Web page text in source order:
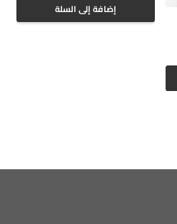
إضافة إلى السلة